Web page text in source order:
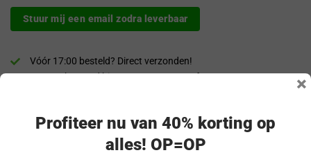
Stuur mij een email zodra leverbaar
Vóór 17:00 besteld? Direct verzonden!
GRATIS bezorgd binnen NL en BE vanaf €30,-*!
“Snel en eenvoudig te bestellen. Snel geleverd!”
Profiteer nu van 40% korting op
alles! OP=OP
×